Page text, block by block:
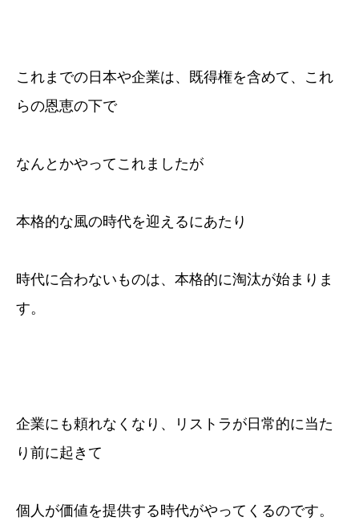
これまでの日本や企業は、既得権を含めて、これ
らの恩恵の下で
なんとかやってこれましたが
本格的な風の時代を迎えるにあたり
時代に合わないものは、本格的に淘汰が始まりま
す。
企業にも頼れなくなり、リストラが日常的に当た
り前に起きて
個人が価値を提供する時代がやってくるのです。